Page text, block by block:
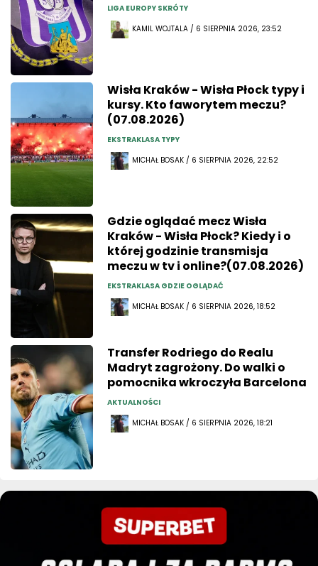
LIGA EUROPY SKRÓTY
KAMIL WOJTALA / 6 SIERPNIA 2026, 23:52
Wisła Kraków - Wisła Płock typy i
kursy. Kto faworytem meczu?
(07.08.2026)
EKSTRAKLASA TYPY
MICHAŁ BOSAK / 6 SIERPNIA 2026, 22:52
Gdzie oglądać mecz Wisła
Kraków - Wisła Płock? Kiedy i o
której godzinie transmisja
meczu w tv i online?(07.08.2026)
EKSTRAKLASA GDZIE OGLĄDAĆ
MICHAŁ BOSAK / 6 SIERPNIA 2026, 18:52
Transfer Rodriego do Realu
Madryt zagrożony. Do walki o
pomocnika wkroczyła Barcelona
AKTUALNOŚCI
MICHAŁ BOSAK / 6 SIERPNIA 2026, 18:21